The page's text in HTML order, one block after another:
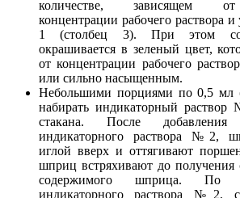
количестве, зависящем от
концентрации рабочего раствора
1 (столбец 3). При этом
окрашивается в зеленый цвет,
от концентрации рабочего
или сильно насыщенным.
Небольшими порциями по 0,5 мл
набирать индикаторный раствор
стакана. После
индикаторного раствора №2,
иглой вверх и оттягивают
шприц встряхивают до получения
содержимого шприца. По
индикаторного раствора №2,